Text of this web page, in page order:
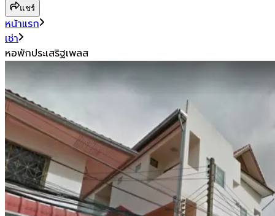
แชร์
หน้าแรก
เช่า
หอพักประเสริฐเพลส